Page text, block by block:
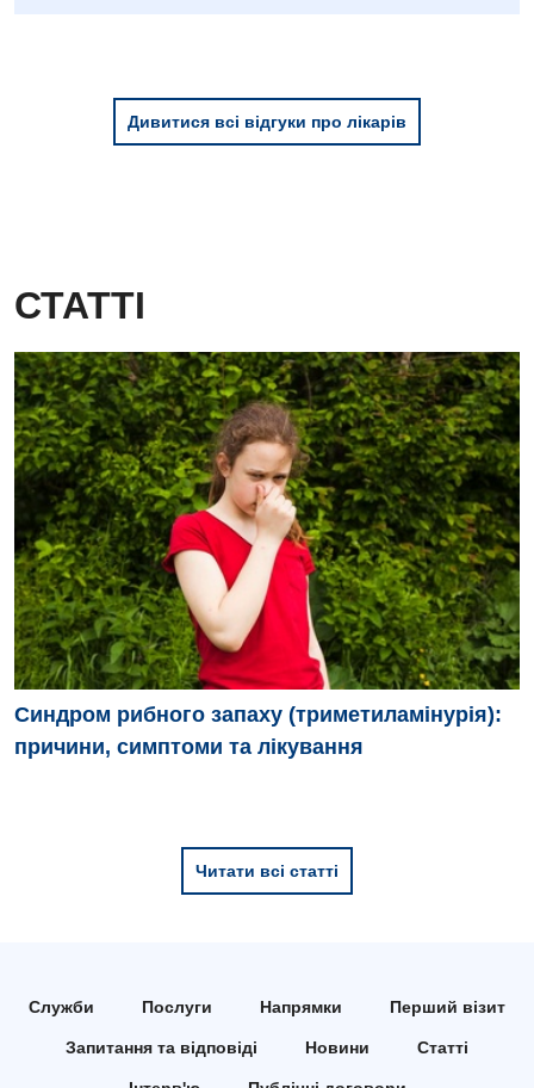
Дивитися всі відгуки про лікарів
СТАТТІ
Синдром рибного запаху (триметиламінурія):
причини, симптоми та лікування
Читати всі статті
Служби Послуги Напрямки Перший візит
Запитання та відповіді Новини Статті